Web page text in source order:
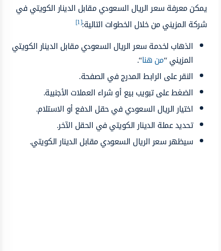
يمكن معرفة سعر الريال السعودي مقابل الدينار الكويتي في
شركة المزيني من خلال الخطوات التالية:[1]
الذهاب لخدمة سعر الريال السعودي مقابل الدينار الكويتي
المزيني “من هنا“.
النقر على الرابط المدرج في الصفحة.
الضغط على تبويب بيع أو شراء العملات الأجنبية.
اختيار الريال السعودي في حقل الدفع أو الاستلام.
تحديد عملة الدينار الكويتي في الحقل الآخر.
سيظهر سعر الريال السعودي مقابل الدينار الكويتي.